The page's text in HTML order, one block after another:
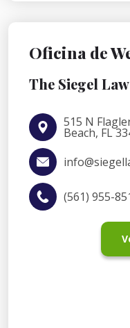
Oficina de
The Siegel
515 N
Beach, FL
(561) 955-